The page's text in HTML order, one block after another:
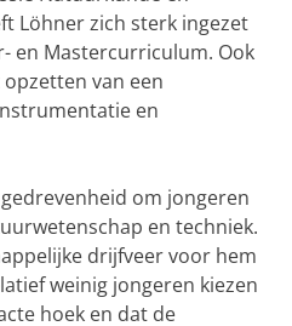
Löhner zich sterk ingezet
en Mastercurriculum. Ook
van een
en
om jongeren
en techniek.
drijfveer voor hem
weinig jongeren kiezen
hoek en dat de